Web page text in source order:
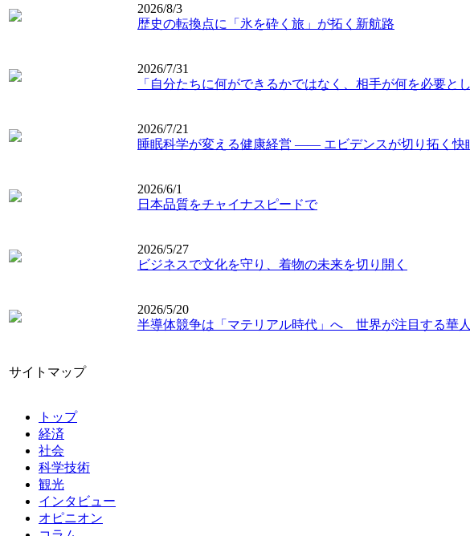
2026/8/3
歴史の転換点に「氷を砕く旅」が拓く新航路
2026/7/31
「自分たちに何ができるかではなく、相手が何を必要と
2026/7/21
睡眠科学が変える健康経営 ―― エビデンスが切り拓く快
2026/6/1
日本品質をチャイナスピードで
2026/5/27
ビジネスで文化を守り、着物の未来を切り開く
2026/5/20
半導体競争は「マテリアル時代」へ 世界が注目する華
サイトマップ
トップ
経済
社会
科学技術
観光
インタビュー
オピニオン